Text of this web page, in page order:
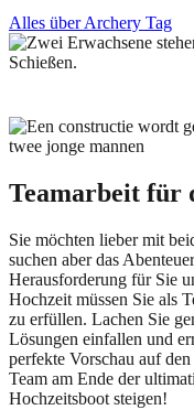
Alles über Archery Tag
Teamarbeit für
Sie möchten lieber mit
suchen aber das
Herausforderung für Sie
Hochzeit müssen Sie als
zu erfüllen. Lachen Sie
Lösungen einfallen und
perfekte Vorschau auf
Team am Ende der
Hochzeitsboot steigen!